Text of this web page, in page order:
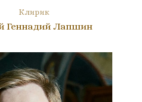
Клирик
Геннадий Лапшин